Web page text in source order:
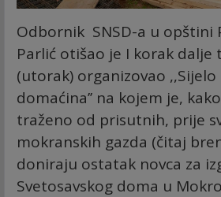
Odbornik SNSD-a u opštini
Parlić otišao je I korak dalje
(utorak) organizovao
domaćina’’ na kojem je,
traženo od prisutnih, prije
mokranskih gazda (čitaj
doniraju ostatak novca za
Svetosavskog doma u